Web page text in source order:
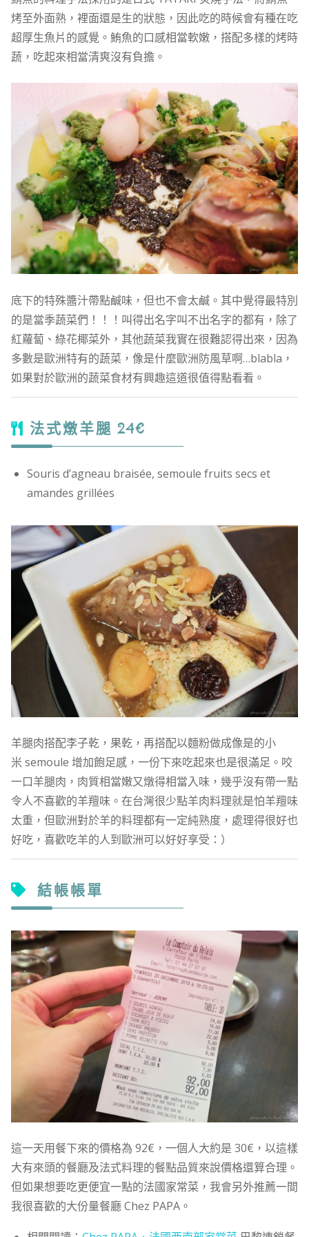
烤至外面熟，裡面還是生的狀態，因此吃的時候會有種在吃
超厚生魚片的感覺。鮪魚的口感相當軟嫩，搭配多樣的烤時
蔬，吃起來相當清爽沒有負擔。
底下的特殊醬汁帶點鹹味，但也不會太鹹。其中覺得最特別
的是當季蔬菜們！！！叫得出名字叫不出名字的都有，除了
紅蘿蔔、綠花椰菜外，其他蔬菜我實在很難認得出來，因為
多數是歐洲特有的蔬菜，像是什麼歐洲防風草啊…blabla，
如果對於歐洲的蔬菜食材有興趣這道很值得點看看。
法式燉羊腿 24€
Souris d’agneau braisée, semoule fruits secs et
amandes grillées
羊腿肉搭配李子乾，果乾，再搭配以麵粉做成像是的小
米 semoule 增加飽足感，一份下來吃起來也是很滿足。咬
一口羊腿肉，肉質相當嫩又燉得相當入味，幾乎沒有帶一點
令人不喜歡的羊羶味。在台灣很少點羊肉料理就是怕羊羶味
太重，但歐洲對於羊的料理都有一定純熟度，處理得很好也
好吃，喜歡吃羊的人到歐洲可以好好享受：）
結帳帳單
這一天用餐下來的價格為 92€，一個人大約是 30€，以這樣
大有來頭的餐廳及法式料理的餐點品質來說價格還算合理。
但如果想要吃更便宜一點的法國家常菜，我會另外推薦一間
我很喜歡的大份量餐廳 Chez PAPA。